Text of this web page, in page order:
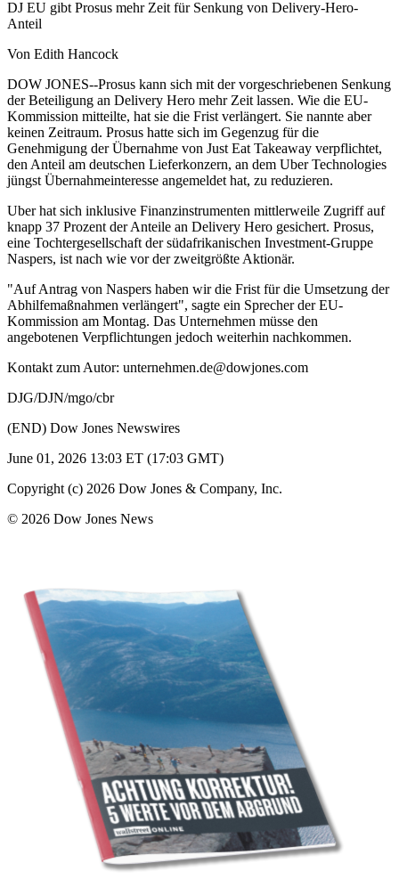
DJ EU gibt Prosus mehr Zeit für Senkung von Delivery-Hero-
Anteil
Von Edith Hancock
DOW JONES--Prosus kann sich mit der vorgeschriebenen Senkung
der Beteiligung an Delivery Hero mehr Zeit lassen. Wie die EU-
Kommission mitteilte, hat sie die Frist verlängert. Sie nannte aber
keinen Zeitraum. Prosus hatte sich im Gegenzug für die
Genehmigung der Übernahme von Just Eat Takeaway verpflichtet,
den Anteil am deutschen Lieferkonzern, an dem Uber Technologies
jüngst Übernahmeinteresse angemeldet hat, zu reduzieren.
Uber hat sich inklusive Finanzinstrumenten mittlerweile Zugriff auf
knapp 37 Prozent der Anteile an Delivery Hero gesichert. Prosus,
eine Tochtergesellschaft der südafrikanischen Investment-Gruppe
Naspers, ist nach wie vor der zweitgrößte Aktionär.
"Auf Antrag von Naspers haben wir die Frist für die Umsetzung der
Abhilfemaßnahmen verlängert", sagte ein Sprecher der EU-
Kommission am Montag. Das Unternehmen müsse den
angebotenen Verpflichtungen jedoch weiterhin nachkommen.
Kontakt zum Autor: unternehmen.de@dowjones.com
DJG/DJN/mgo/cbr
(END) Dow Jones Newswires
June 01, 2026 13:03 ET (17:03 GMT)
Copyright (c) 2026 Dow Jones & Company, Inc.
© 2026 Dow Jones News